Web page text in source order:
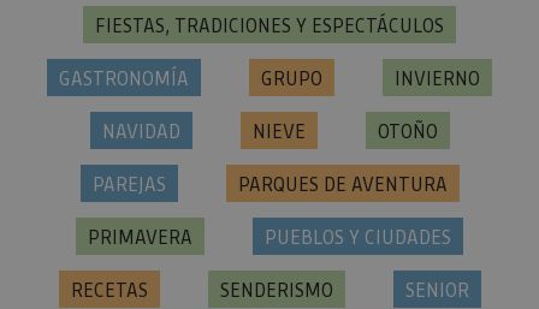
FIESTAS, TRADICIONES Y ESPECTÁCULOS
GASTRONOMÍA GRUPO INVIERNO
NAVIDAD NIEVE OTOÑO
PAREJAS PARQUES DE AVENTURA
PRIMAVERA PUEBLOS Y CIUDADES
RECETAS SENDERISMO SENIOR